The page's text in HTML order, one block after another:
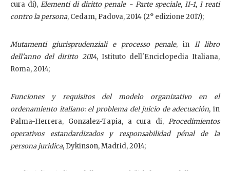
cura di),Elementi di diritto penale - Parte speciale, II-1, I reati
contro la persona, Cedam, Padova, 2014 (2° edizione 2017);
Mutamenti giurisprudenziali e processo penale, inIl libro
dell'anno del diritto 2014, Istituto dell'Enciclopedia Italiana,
Roma, 2014;
Funciones y requisitos del modelo organizativo en el
ordenamiento italiano: el problema del juicio de adecuación, in
Palma-Herrera, Gonzalez-Tapia, a cura di, Procedimientos
operativos estandardizados y responsabilidad pénal de la
persona juridica, Dykinson, Madrid, 2014;